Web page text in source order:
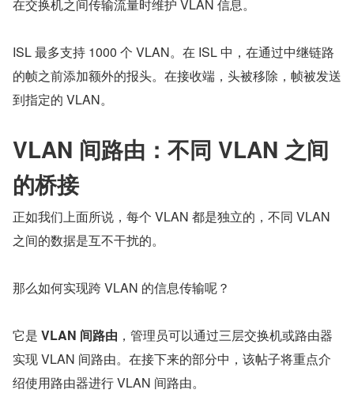
在交换机之间传输流量时维护 VLAN 信息。
ISL 最多支持 1000 个 VLAN。在 ISL 中，在通过中继链路
的帧之前添加额外的报头。在接收端，头被移除，帧被发送
到指定的 VLAN。
VLAN 间路由：不同 VLAN 之间
的桥接
正如我们上面所说，每个 VLAN 都是独立的，不同 VLAN
之间的数据是互不干扰的。
那么如何实现跨 VLAN 的信息传输呢？
它是 VLAN 间路由 ，管理员可以通过三层交换机或路由器
实现 VLAN 间路由。在接下来的部分中，该帖子将重点介
绍使用路由器进行 VLAN 间路由。